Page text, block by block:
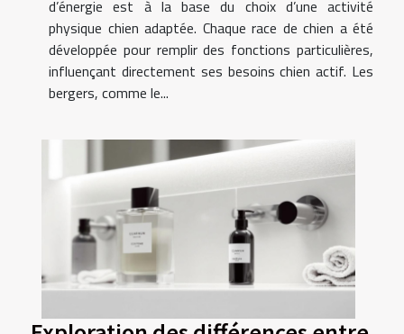
d’énergie est à la base du choix d’une activité
physique chien adaptée. Chaque race de chien a été
développée pour remplir des fonctions particulières,
influençant directement ses besoins chien actif. Les
bergers, comme le...